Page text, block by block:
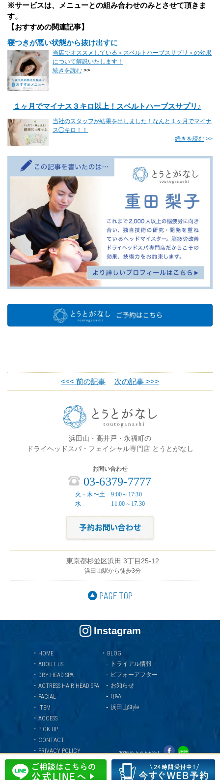
※サービスは、メニューとの組み合わせのみとさせて頂きま
す。
【おすすめの関連記事】
寝つきが悪い状態から抜け出すに
当店でオススメしている＜スベルトハーブスサプリ＞の効果
について解説いたします！
続きを読む>>
１ヶ月でマイナス３キロ以上！スベルトハーブスサプリ♪
当社のスタッフが結果を出しました！なんと１ヶ月でマイナ
ス◯キロ！！
続きを読む>>
<<< 前の記事 次の記事 >>>
浜田山・高井戸・永福町の
ドライヘッドスパ・フェイシャル専門店 とうとがなし
お問い合わせ
03-6379-7777
火・木〜土 9:00～17:30
水 11:00～17:30
東京都杉並区浜田 3丁目25-12
浜田山駅から徒歩3分
Instagram
・ HOME
・ ABOUT US
・ DRY HEAD SPA
・ ACTRESS HAIR HEAD SPA
・ FACIAL
・ ITEM
・ ACCESS
・ PICK UP
・ CONTACT
・ PRIVACY POLICY
・ BLOG
- トライアル情報
- ビフォーアフター
- お知らせ
- Q&A
- 浜田山Style
2026 © とうとがなし